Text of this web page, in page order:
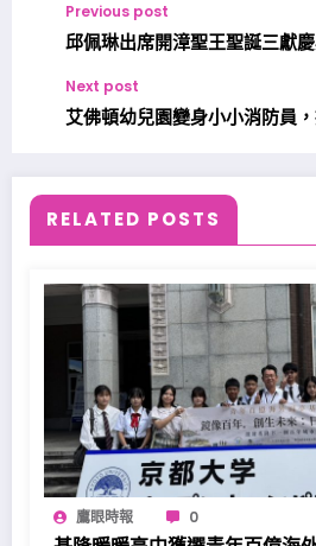
Previous post
邱佩琳出席開漳聖王聖誕三獻
Next post
艾佛頓幼兒園變身小小消防員
RELATED POSTS
鷹眼時報 0